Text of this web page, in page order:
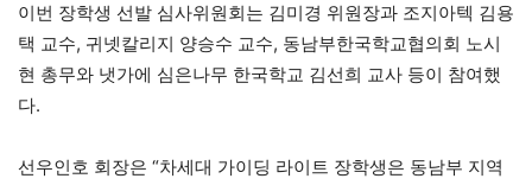
이번 장학생 선발 심사위원회는 김미경 위원장과 조지아텍 김용
택 교수, 귀넷칼리지 양승수 교수, 동남부한국학교협의회 노시
현 총무와 냇가에 심은나무 한국학교 김선희 교사 등이 참여했
다.
선우인호 회장은 “차세대 가이딩 라이트 장학생은 동남부 지역